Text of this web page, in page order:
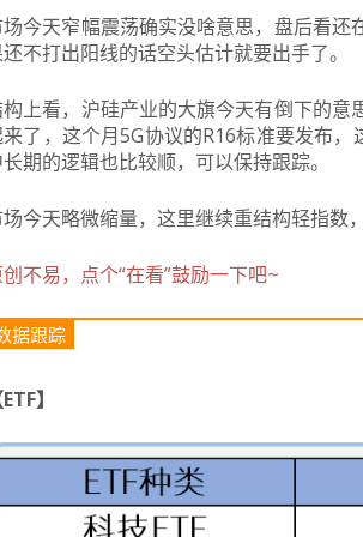
今天窄幅震荡确实没啥意思，盘后看
不打出阳线的话空头估计就要出手了。
上看，沪硅产业的大旗今天有倒下的
了，这个月5G协议的R16标准要发布
期的逻辑也比较顺，可以保持跟踪。
今天略微缩量，这里继续重结构轻指数
不易，点个“在看”鼓励一下吧~
据跟踪
ETF】